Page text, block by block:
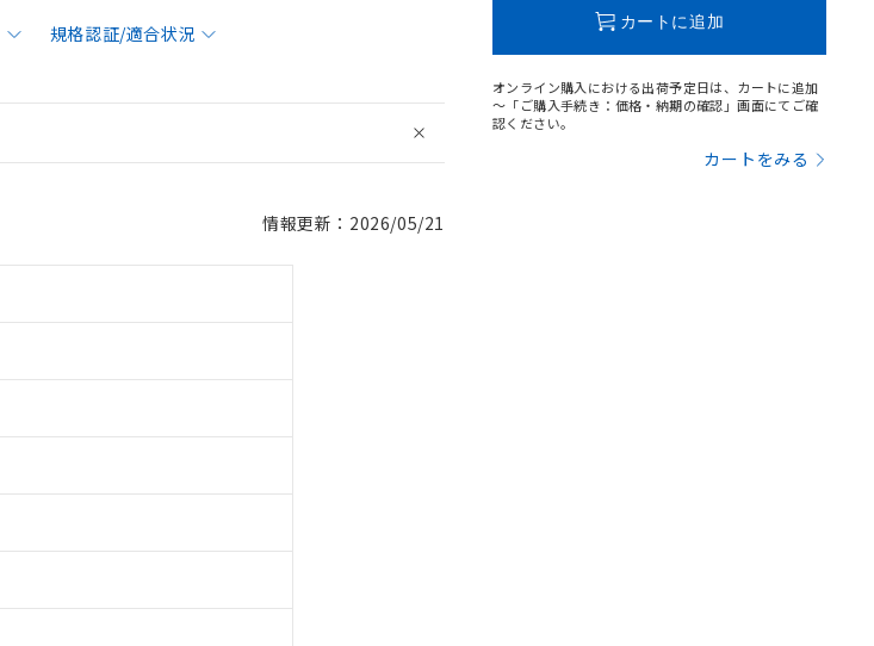
規格認証/適合状況
情報更新：2026/05/21
カートに追加
オンライン購入における出荷予定日は、カートに追加
～「ご購入手続き：価格・納期の確認」画面にてご確
認ください。
カートをみる